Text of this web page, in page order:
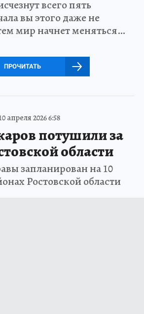
всего пять
вы этого даже не
мир начнет меняться…
ПРОЧИТАТЬ
апреля 2026 6:58
потушили за
области
запланирован на 10
Ростовской области